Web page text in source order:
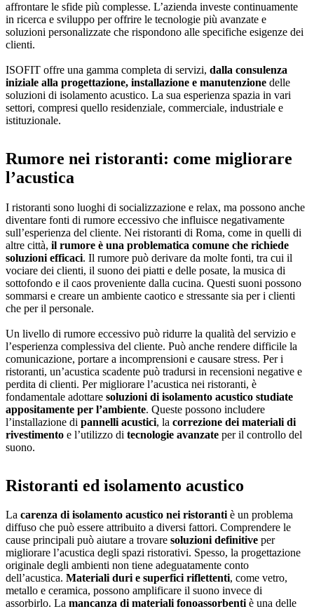
affrontare le sfide più complesse. L’azienda investe continuamente
in ricerca e sviluppo per offrire le tecnologie più avanzate e
soluzioni personalizzate che rispondono alle specifiche esigenze dei
clienti.
ISOFIT offre una gamma completa di servizi, dalla consulenza
iniziale alla progettazione, installazione e manutenzione delle
soluzioni di isolamento acustico. La sua esperienza spazia in vari
settori, compresi quello residenziale, commerciale, industriale e
istituzionale.
Rumore nei ristoranti: come migliorare
l’acustica
I ristoranti sono luoghi di socializzazione e relax, ma possono anche
diventare fonti di rumore eccessivo che influisce negativamente
sull’esperienza del cliente. Nei ristoranti di Roma, come in quelli di
altre città, il rumore è una problematica comune che richiede
soluzioni efficaci. Il rumore può derivare da molte fonti, tra cui il
vociare dei clienti, il suono dei piatti e delle posate, la musica di
sottofondo e il caos proveniente dalla cucina. Questi suoni possono
sommarsi e creare un ambiente caotico e stressante sia per i clienti
che per il personale.
Un livello di rumore eccessivo può ridurre la qualità del servizio e
l’esperienza complessiva del cliente. Può anche rendere difficile la
comunicazione, portare a incomprensioni e causare stress. Per i
ristoranti, un’acustica scadente può tradursi in recensioni negative e
perdita di clienti. Per migliorare l’acustica nei ristoranti, è
fondamentale adottare soluzioni di isolamento acustico studiate
appositamente per l’ambiente. Queste possono includere
l’installazione di pannelli acustici, la correzione dei materiali di
rivestimento e l’utilizzo di tecnologie avanzate per il controllo del
suono.
Ristoranti ed isolamento acustico
La carenza di isolamento acustico nei ristorantiè un problema
diffuso che può essere attribuito a diversi fattori. Comprendere le
cause principali può aiutare a trovare soluzioni definitive per
migliorare l’acustica degli spazi ristorativi. Spesso, la progettazione
originale degli ambienti non tiene adeguatamente conto
dell’acustica. Materiali duri e superfici riflettenti, come vetro,
metallo e ceramica, possono amplificare il suono invece di
assorbirlo. La mancanza di materiali fonoassorbentiè una delle